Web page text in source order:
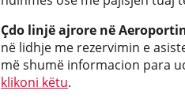
Çdo linjë ajrore në
në lidhje me rezervimin e
më shumë informacion para
klikoni këtu.